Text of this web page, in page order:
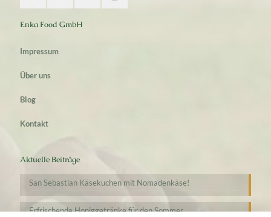
Enka Food GmbH
Impressum
Über uns
Blog
Kontakt
Aktuelle Beiträge
San Sebastian Käsekuchen mit Nomadenkäse!
Erfrischende Honiggetränke für den Sommer